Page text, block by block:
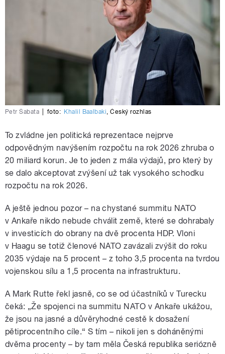
Petr Šabata foto: Khalil Baalbaki,Český rozhlas
To zvládne jen politická reprezentace nejprve
odpovědným navýšením rozpočtu na rok 2026 zhruba o
20 miliard korun. Je to jeden z mála výdajů, pro který by
se dalo akceptovat zvýšení už tak vysokého schodku
rozpočtu na rok 2026.
A ještě jednou pozor – na chystané summitu NATO
v Ankaře nikdo nebude chválit země, které se dohrabaly
v investicích do obrany na dvě procenta HDP. Vloni
v Haagu se totiž členové NATO zavázali zvýšit do roku
2035 výdaje na 5 procent – z toho 3,5 procenta na tvrdou
vojenskou sílu a 1,5 procenta na infrastrukturu.
A Mark Rutte řekl jasně, co se od účastníků v Turecku
čeká: „Že spojenci na summitu NATO v Ankaře ukážou,
že jsou na jasné a důvěryhodné cestě k dosažení
pětiprocentního cíle.“ S tím – nikoli jen s doháněnými
dvěma procenty – by tam měla Česká republika seriózně